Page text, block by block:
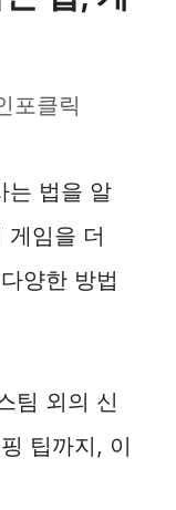
포클릭
는 법을 알
게임을 더
양한 방법
팀 외의 신
팁까지, 이